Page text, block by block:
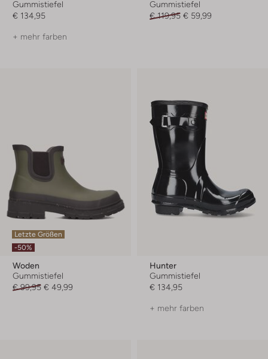
Gummistiefel
€ 134,95
+ mehr farben
Gummistiefel
€ 119,95 € 59,99
Letzte Größen
-50%
Woden
Gummistiefel
€ 99,95 € 49,99
Hunter
Gummistiefel
€ 134,95
+ mehr farben